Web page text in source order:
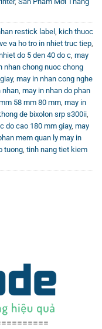
cấp uy tín cũng là
thác tối đa hiệu
Các Kênh Trực
giá chi tiết và kỹ
linerless label, hãy
cung cấp các video
nhật, hỗ trợ khách
quả nhất.
restick label, kich thuoc
va ho tro in nhiet truc tiep,
do 5 den 40 do c, may
nhan chong nuoc chong
, may in nhan cong nghe
nhan, may in nhan do phan
58 mm 80 mm, may in
de bixolon srp s300ii,
do cao 180 mm giay, may
mem quan ly may in
tuong, tinh nang tiet kiem